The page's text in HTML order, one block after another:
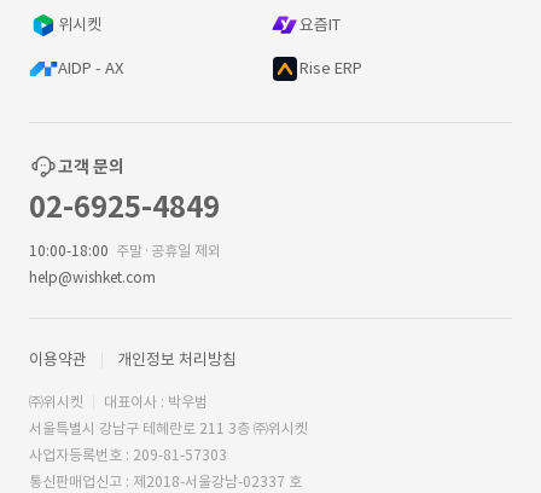
위시켓 요즘IT
AIDP - AX Rise ERP
고객 문의
02-6925-4849
10:00-18:00 주말·공휴일 제외
help@wishket.com
이용약관 개인정보 처리방침
㈜위시켓
대표이사 : 박우범
서울특별시 강남구 테헤란로 211 3층 ㈜위시켓
사업자등록번호 : 209-81-57303
통신판매업신고 : 제2018-서울강남-02337 호